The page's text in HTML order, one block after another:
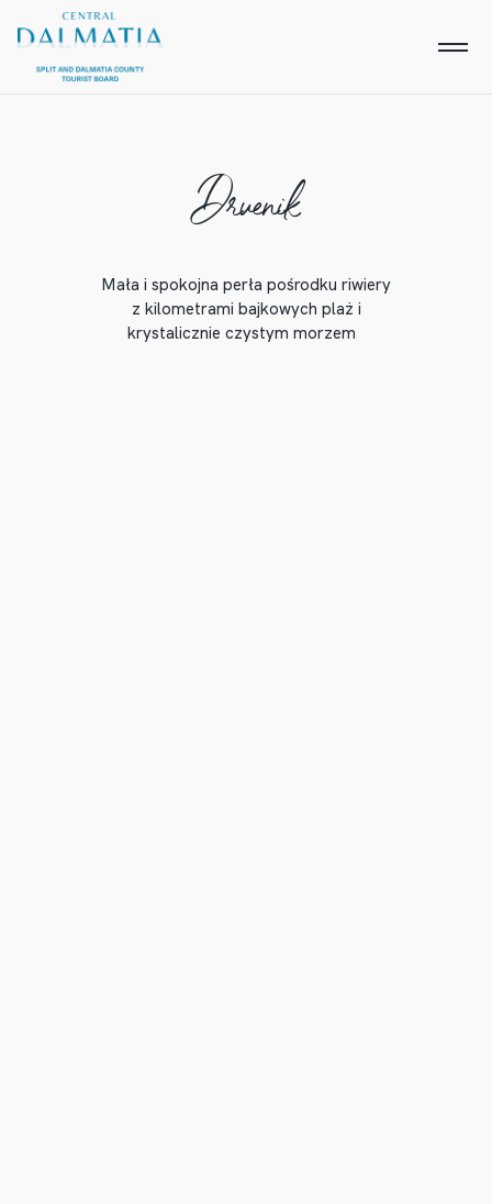
Drvenik
Mała i spokojna perła pośrodku riwiery
z kilometrami bajkowych plaż i
krystalicznie czystym morzem